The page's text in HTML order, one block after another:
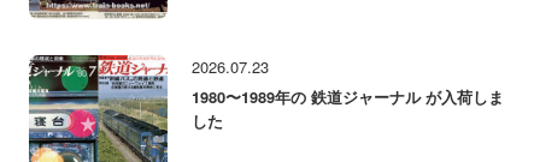
2026.07.23
1980〜1989年の 鉄道ジャーナル が入荷しま
した